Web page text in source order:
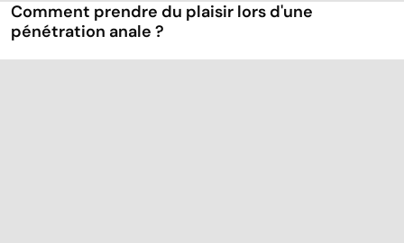
Comment prendre du plaisir lors d'une
pénétration anale ?